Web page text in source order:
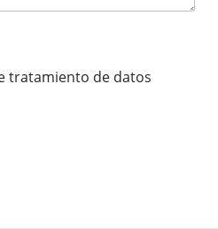
tratamiento de datos